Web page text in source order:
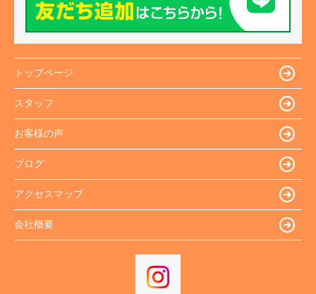
トップページ
スタッフ
お客様の声
ブログ
アクセスマップ
会社概要